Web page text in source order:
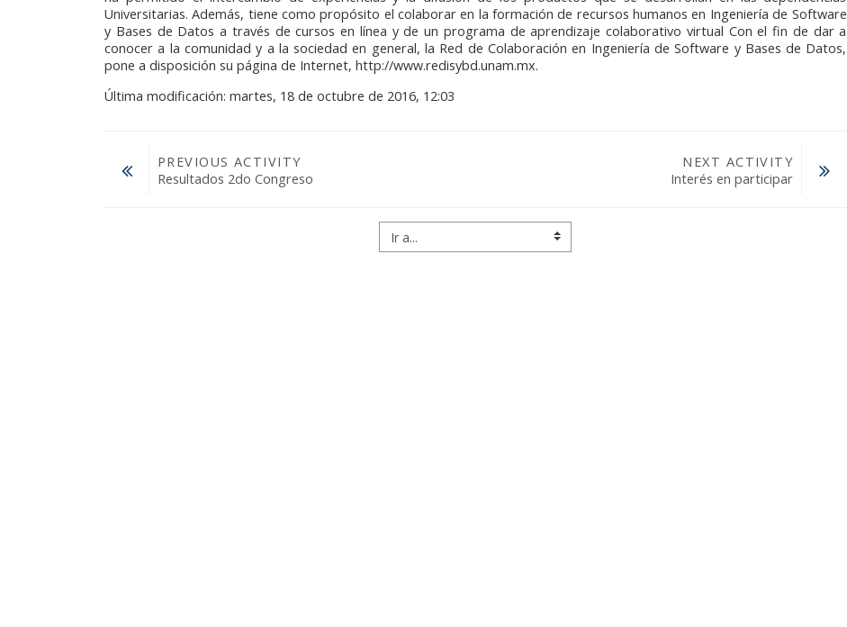
Seminarios 2026
Junio: 23
Febrero: 17
Universitarias. Además, tiene como propósito el colaborar en la formación de recursos humanos en Ingeniería de Software
y Bases de Datos a través de cursos en línea y de un programa de aprendizaje colaborativo virtual Con el fin de dar a
conocer a la comunidad y a la sociedad en general, la Red de Colaboración en Ingeniería de Software y Bases de Datos,
pone a disposición su página de Internet, http://www.redisybd.unam.mx.
Última modificación: martes, 18 de octubre de 2016, 12:03
PREVIOUS ACTIVITY
Resultados 2do Congreso
NEXT ACTIVITY
Interés en participar